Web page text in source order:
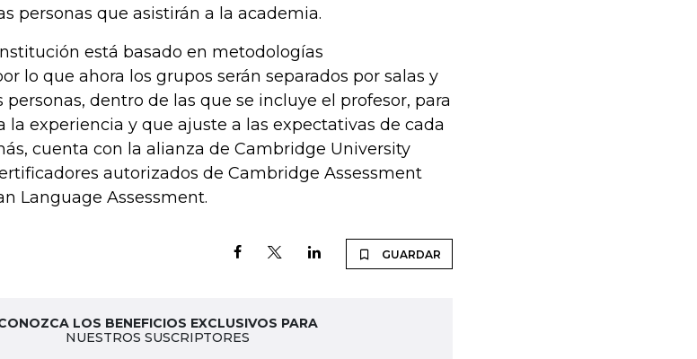
personas que asistirán a la academia.
está basado en metodologías
lo que ahora los grupos serán separados por salas y
personas, dentro de las que se incluye el profesor, para
la experiencia y que ajuste a las expectativas de cada
cuenta con la alianza de Cambridge University
autorizados de Cambridge Assessment
Language Assessment.
GUARDAR
LOS BENEFICIOS EXCLUSIVOS PARA
NUESTROS SUSCRIPTORES